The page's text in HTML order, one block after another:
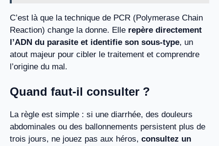
C’est là que la technique de PCR (Polymerase Chain
Reaction) change la donne. Elle repère directement
l’ADN du parasite et identifie son sous-type, un
atout majeur pour cibler le traitement et comprendre
l’origine du mal.
Quand faut-il consulter ?
La règle est simple : si une diarrhée, des douleurs
abdominales ou des ballonnements persistent plus de
trois jours, ne jouez pas aux héros, consultez un